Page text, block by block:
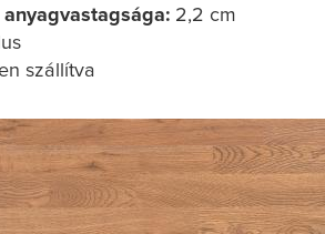
anyagvastagsága: 2,2 cm
szállítva